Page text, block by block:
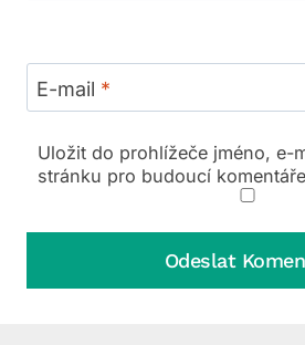
E-mail *
Uložit do prohlížeče jméno, e-
stránku pro budoucí